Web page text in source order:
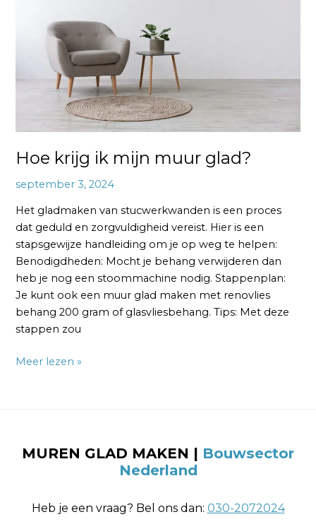
Hoe krijg ik mijn muur glad?
september 3, 2024
Het gladmaken van stucwerkwanden is een proces
dat geduld en zorgvuldigheid vereist. Hier is een
stapsgewijze handleiding om je op weg te helpen:
Benodigdheden: Mocht je behang verwijderen dan
heb je nog een stoommachine nodig. Stappenplan:
Je kunt ook een muur glad maken met renovlies
behang 200 gram of glasvliesbehang. Tips: Met deze
stappen zou
Meer lezen »
MUREN GLAD MAKEN |
Bouwsector
Nederland
Heb je een vraag? Bel ons dan: 030-2072024